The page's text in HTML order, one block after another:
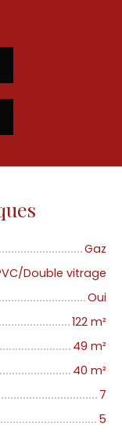
Gaz
Double vitrage
Oui
122 m²
49 m²
40 m²
7
5